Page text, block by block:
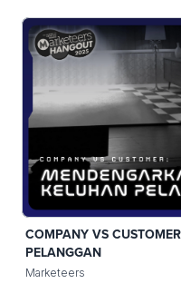
COMPANY VS
PELANGGAN
Marketeers